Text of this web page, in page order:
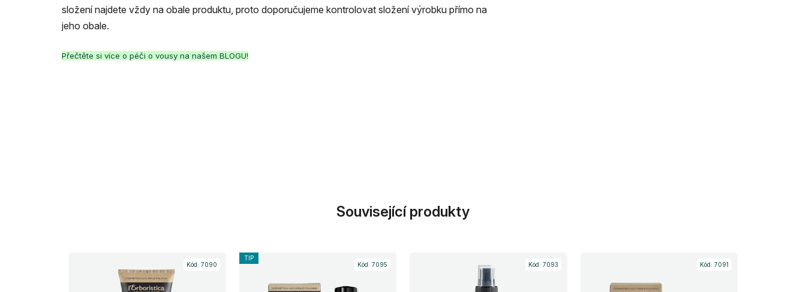
složení najdete vždy na obale produktu, proto doporučujeme kontrolovat složení výrobku přímo na
jeho obale.
Přečtěte si více o péči o vousy na našem BLOGU!
Související produkty
Kód: 7090
TIP
Kód: 7095 Kód: 7093 Kód: 7091